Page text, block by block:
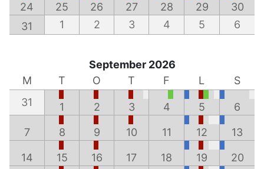
24 25 26 27 28 29
30
31
1 2 3 4 5 6
September 2026
M
T O T F L
S
31
1 2 3 4 5 6
7 8 9 10 11 12 13
14 15 16 17 18 19 20